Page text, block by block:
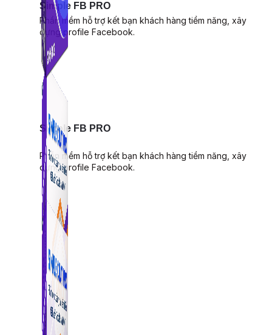
Simple FB PRO
Phần mềm hỗ trợ kết bạn khách hàng tiềm năng, xây
dựng profile Facebook.
Simple FB PRO
Phần mềm hỗ trợ kết bạn khách hàng tiềm năng, xây
dựng profile Facebook.